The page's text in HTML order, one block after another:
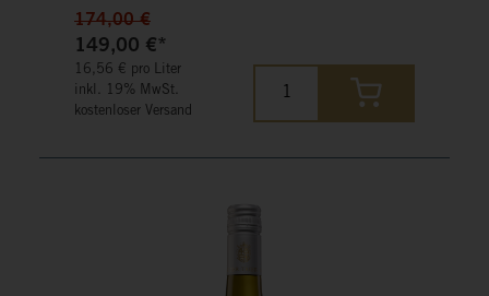
sich Pfirsich, Ananas, rote Johannisbeere und
Limette spielerisch entfalten – ein Festival der
Finesse.
174,00 €
149,00 €*
16,56 € pro Liter
inkl. 19% MwSt.
kostenloser Versand